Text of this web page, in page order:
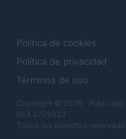
Política de cookies
Política de privacidad
Términos de uso
Copyright © 2026 ·
REA 2729933
Todos los derechos